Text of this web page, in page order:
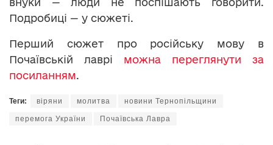
Подробиці — у сюжеті.
Перший сюжет про російську мову в
Почаївській лаврі можна переглянути за
посиланням.
Теги: віряни молитва новини Тернопільщини
перемога України Почаївська Лавра